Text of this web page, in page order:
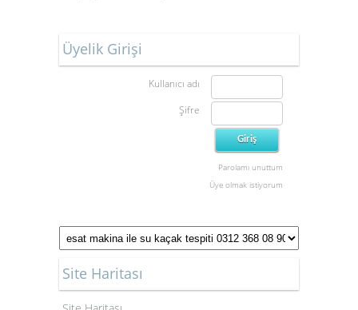
Üyelik Girişi
Kullanıcı adı
Şifre
Parolamı unuttum
Üye olmak istiyorum
Site Haritası